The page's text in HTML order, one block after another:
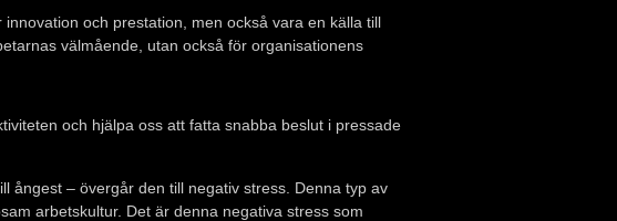
och prestation, men också vara en källa till
välmående, utan också för organisationens
och hjälpa oss att fatta snabba beslut i pressade
ångest – övergår den till negativ stress. Denna typ av
arbetskultur. Det är denna negativa stress som